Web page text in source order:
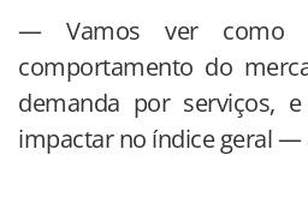
— Vamos ver como
comportamento do
demanda por serviços,
impactar no índice geral —